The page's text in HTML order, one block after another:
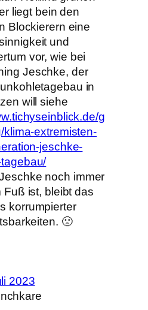
liegt bein den
Blockierern eine
und
vor, wie bei
Jeschke, der
in
will siehe
g
klima-extremisten-
jeschke-
noch immer
Fuß ist, bleibt das
korrumpierter
🙁
2023